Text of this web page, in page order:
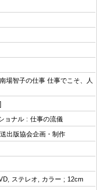
場智子の仕事 仕事でこそ、人
ョナル : 仕事の流儀
出版協会企画・制作
ステレオ, カラー ; 12cm